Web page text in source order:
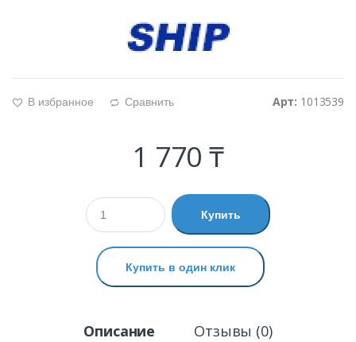
Арт: 1013539
g В избранное d Сравнить
1 770 ₸
Купить
Купить в один клик
Описание Отзывы (0)